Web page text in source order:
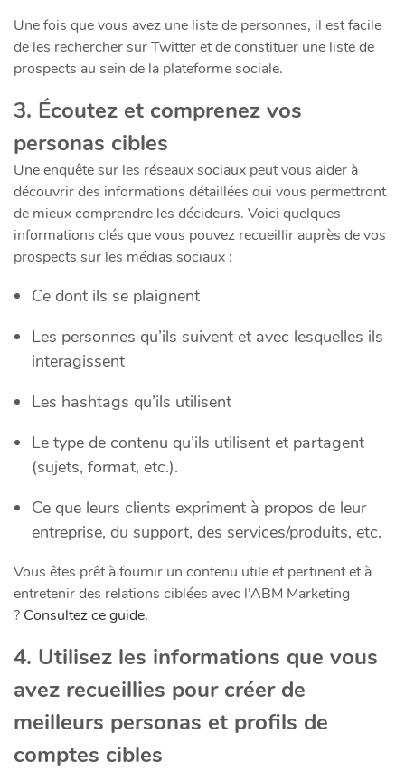
Une fois que vous avez une liste de personnes, il est facile
de les rechercher sur Twitter et de constituer une liste de
prospects au sein de la plateforme sociale.
3. Écoutez et comprenez vos
personas cibles
Une enquête sur les réseaux sociaux peut vous aider à
découvrir des informations détaillées qui vous permettront
de mieux comprendre les décideurs. Voici quelques
informations clés que vous pouvez recueillir auprès de vos
prospects sur les médias sociaux :
Ce dont ils se plaignent
Les personnes qu’ils suivent et avec lesquelles ils
interagissent
Les hashtags qu’ils utilisent
Le type de contenu qu’ils utilisent et partagent
(sujets, format, etc.).
Ce que leurs clients expriment à propos de leur
entreprise, du support, des services/produits, etc.
Vous êtes prêt à fournir un contenu utile et pertinent et à
entretenir des relations ciblées avec l’ABM Marketing
? Consultez ce guide.
4. Utilisez les informations que vous
avez recueillies pour créer de
meilleurs personas et profils de
comptes cibles